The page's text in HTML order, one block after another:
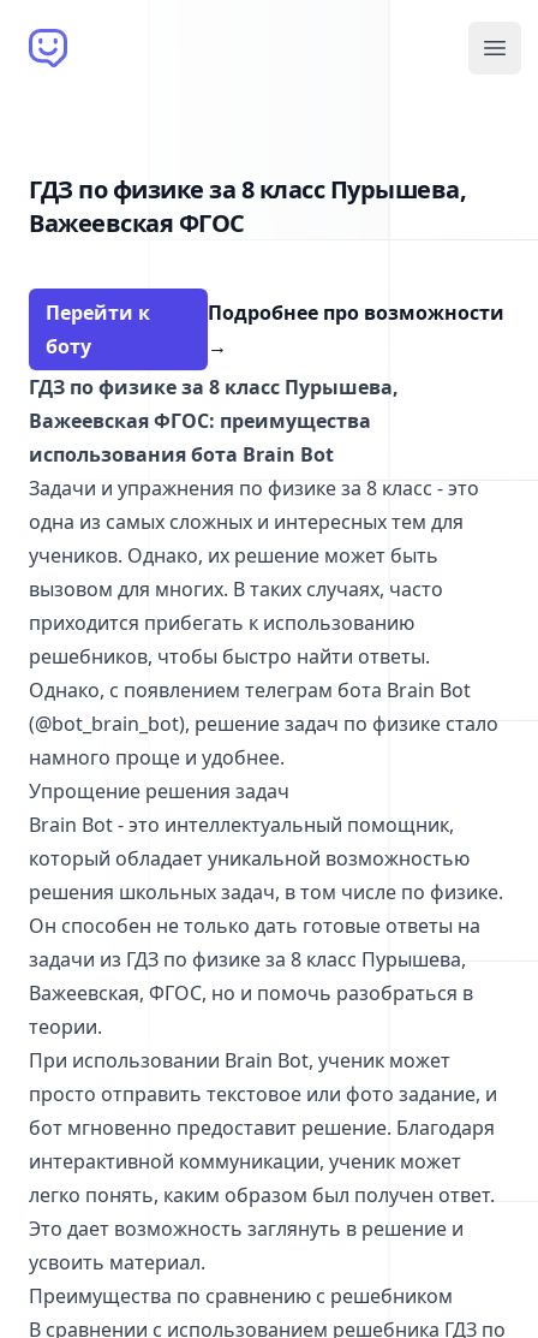
Brain Bot
ГДЗ по физике за 8 класс Пурышева,
Важеевская ФГОС
Перейти к
боту
Подробнее про возможности
→
ГДЗ по физике за 8 класс Пурышева,
Важеевская ФГОС: преимущества
использования бота Brain Bot
Задачи и упражнения по физике за 8 класс - это
одна из самых сложных и интересных тем для
учеников. Однако, их решение может быть
вызовом для многих. В таких случаях, часто
приходится прибегать к использованию
решебников, чтобы быстро найти ответы.
Однако, с появлением телеграм бота Brain Bot
(@bot_brain_bot), решение задач по физике стало
намного проще и удобнее.
Упрощение решения задач
Brain Bot - это интеллектуальный помощник,
который обладает уникальной возможностью
решения школьных задач, в том числе по физике.
Он способен не только дать готовые ответы на
задачи из ГДЗ по физике за 8 класс Пурышева,
Важеевская, ФГОС, но и помочь разобраться в
теории.
При использовании Brain Bot, ученик может
просто отправить текстовое или фото задание, и
бот мгновенно предоставит решение. Благодаря
интерактивной коммуникации, ученик может
легко понять, каким образом был получен ответ.
Это дает возможность заглянуть в решение и
усвоить материал.
Преимущества по сравнению с решебником
В сравнении с использованием решебника ГДЗ по